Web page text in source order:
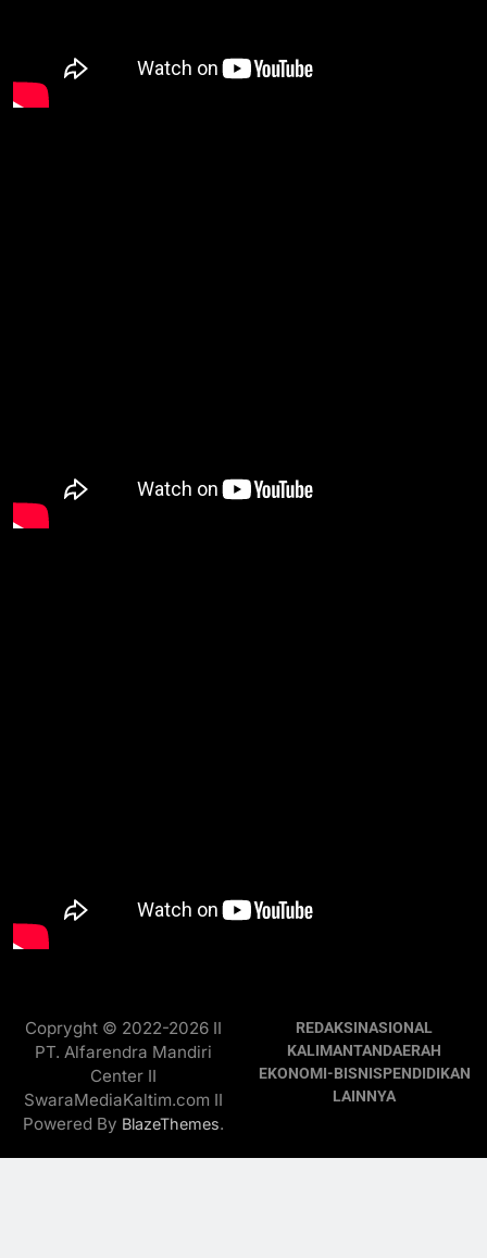
Copryght © 2022-2026 II
PT. Alfarendra Mandiri
Center II
SwaraMediaKaltim.com II
Powered By BlazeThemes.
REDAKSINASIONAL
KALIMANTANDAERAH
EKONOMI-BISNISPENDIDIKAN
LAINNYA